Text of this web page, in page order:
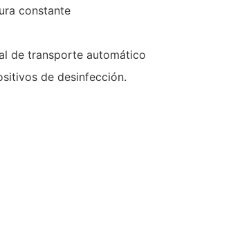
constante
de transporte automático
de desinfección.